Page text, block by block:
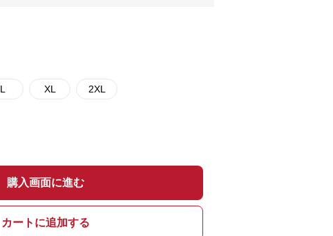
L XL 2XL
購入画面に進む
カートに追加する